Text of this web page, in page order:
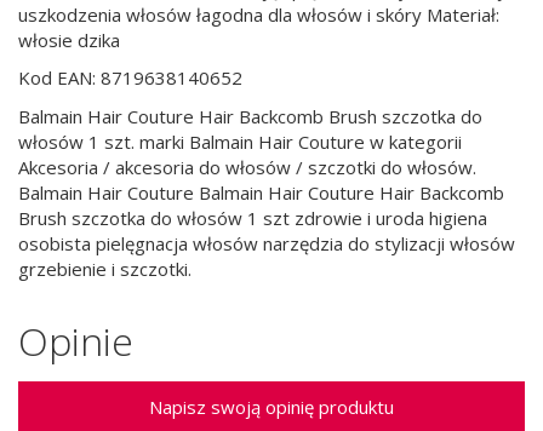
uszkodzenia włosów łagodna dla włosów i skóry Materiał:
włosie dzika
Kod EAN: 8719638140652
Balmain Hair Couture Hair Backcomb Brush szczotka do
włosów 1 szt. marki Balmain Hair Couture w kategorii
Akcesoria / akcesoria do włosów / szczotki do włosów.
Balmain Hair Couture Balmain Hair Couture Hair Backcomb
Brush szczotka do włosów 1 szt zdrowie i uroda higiena
osobista pielęgnacja włosów narzędzia do stylizacji włosów
grzebienie i szczotki.
Opinie
Napisz swoją opinię produktu